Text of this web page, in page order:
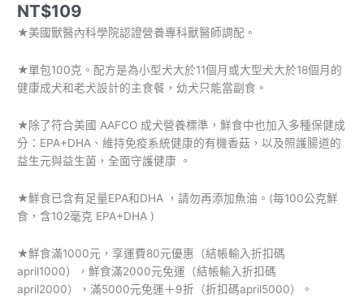
NT$109
★美國獸醫內科學院認證營養專科獸醫師調配。
★單包100克。配方是為小型犬大於11個月或大型犬大於18個月的
健康成犬和老犬設計的主食餐，幼犬只能當副食。
★除了符合美國 AAFCO 成犬營養標準，鮮食中也加入多種保健成
分：EPA+DHA、維持免疫系統健康的有機香菇，以及照護腸道的
益生元與益生菌，全面守護健康 。
★鮮食已含有足量EPA和DHA ，請勿再添加魚油。(每100公克鮮
食，含102毫克 EPA+DHA )
★鮮食滿1000元，享運費80元優惠（結帳輸入折扣碼
april1000），鮮食滿2000元免運（結帳輸入折扣碼
april2000），滿5000元免運＋9折（折扣碼april5000）。